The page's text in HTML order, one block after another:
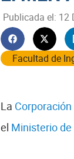
Publicada el: 12
Facultad de
La
el Ministerio